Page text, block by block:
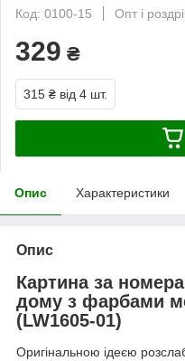
Код: 0100-15
Опт і
329 ₴
315 ₴ від 4 шт.
Опис Характеристики
Опис
Картина за
дому з фарбами
(LW1605-01)
Оригінальною ідеєю